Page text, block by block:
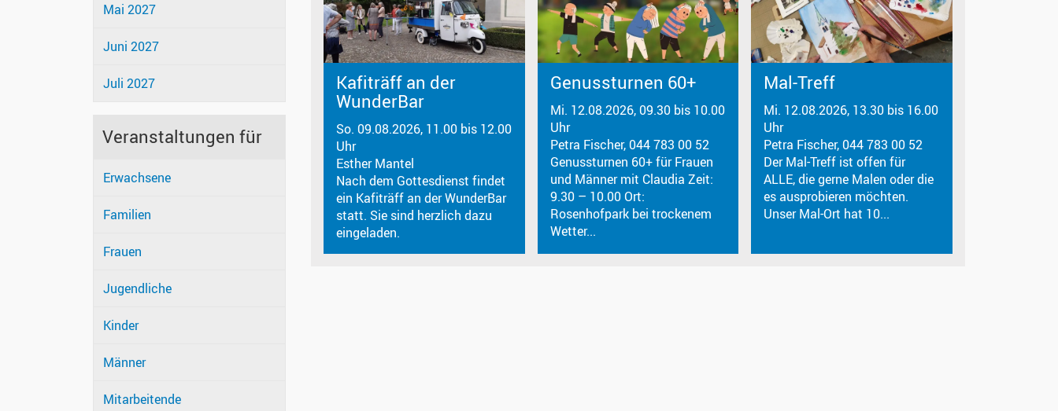
Mai 2027
Juni 2027
Juli 2027
Veranstaltungen für
Erwachsene
Familien
Frauen
Jugendliche
Kinder
Männer
Mitarbeitende
Kafiträff an der
WunderBar
So. 09.08.2026, 11.00 bis 12.00
Uhr
Esther Mantel
Nach dem Gottesdienst findet
ein Kafiträff an der WunderBar
statt. Sie sind herzlich dazu
eingeladen.
Genussturnen 60+
Mi. 12.08.2026, 09.30 bis 10.00
Uhr
Petra Fischer, 044 783 00 52
Genussturnen 60+ für Frauen
und Männer mit Claudia Zeit:
9.30 – 10.00 Ort:
Rosenhofpark bei trockenem
Wetter...
Mal-Treff
Mi. 12.08.2026, 13.30 bis 16.00
Uhr
Petra Fischer, 044 783 00 52
Der Mal-Treff ist offen für
ALLE, die gerne Malen oder die
es ausprobieren möchten.
Unser Mal-Ort hat 10...